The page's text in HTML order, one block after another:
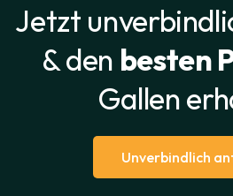
Jetzt
& den besten
Gallen
Unverbindlich